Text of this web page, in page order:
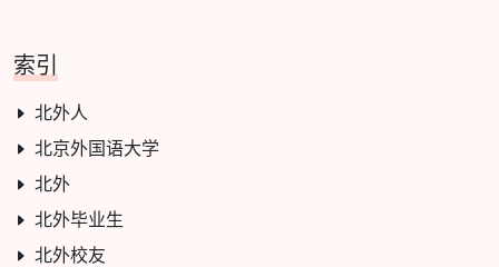
索引
北外人
北京外国语大学
北外
北外毕业生
北外校友